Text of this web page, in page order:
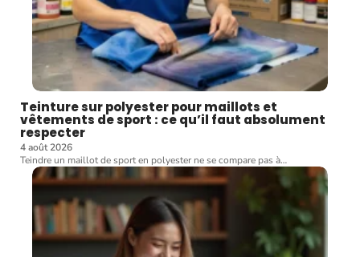
Teinture sur polyester pour maillots et
vêtements de sport : ce qu’il faut absolument
respecter
4 août 2026
Teindre un maillot de sport en polyester ne se compare pas à…